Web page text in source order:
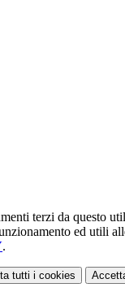
terzi da questo
ed utili
.
tutti i cookies